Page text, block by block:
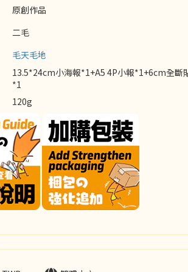
原創作品
二毛
毛天毛地
13.5*24cm小海報*1+A5 4P小報*1+6cm全斷
*1
120g